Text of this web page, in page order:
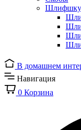
В домашнем
Навигация
0 Корзина